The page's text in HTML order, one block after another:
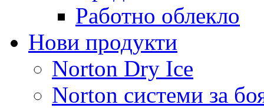
Работно облекло
Нови продукти
Norton Dry Ice
Norton системи за